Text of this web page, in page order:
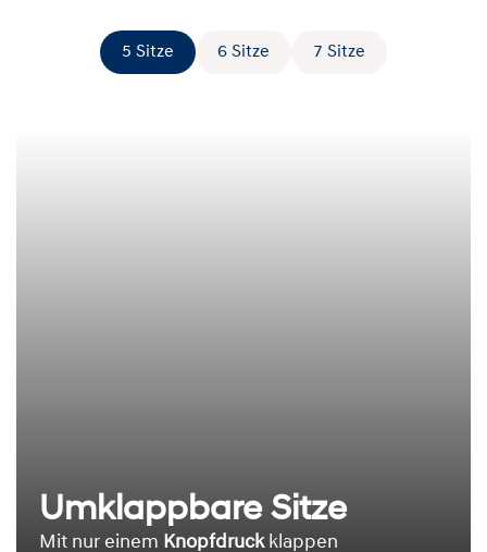
5 Sitze 6 Sitze 7 Sitze
Umklappbare Sitze
Mit nur einem Knopfdruckklappen